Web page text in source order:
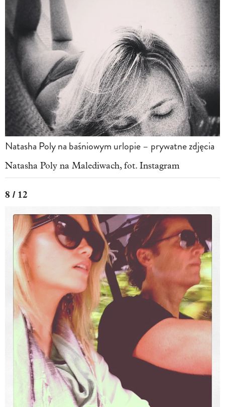
Natasha Poly na baśniowym urlopie – prywatne zdjęcia
Natasha Poly na Malediwach, fot. Instagram
8 / 12